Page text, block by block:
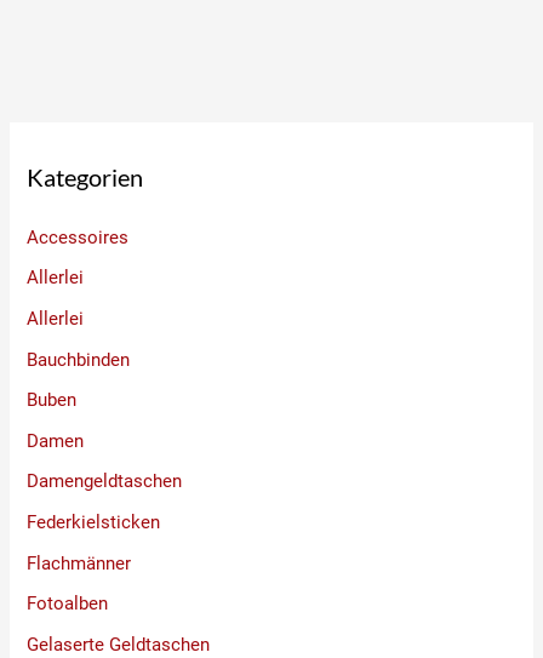
Kategorien
Accessoires
Allerlei
Allerlei
Bauchbinden
Buben
Damen
Damengeldtaschen
Federkielsticken
Flachmänner
Fotoalben
Gelaserte Geldtaschen